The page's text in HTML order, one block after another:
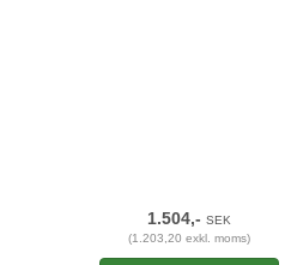
1.504,-SEK
(1.203,20 exkl. moms)